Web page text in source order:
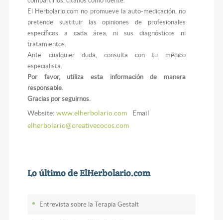
El Herbolario.com no promueve la auto-medicación, no
pretende sustituir las opiniones de profesionales
específicos a cada área, ni sus diagnósticos ni
tratamientos.
Ante cualquier duda, consulta con tu médico
especialista.
Por favor, utiliza esta información de manera
responsable.
Gracias por seguirnos.
Website:www.elherbolario.com
Email
elherbolario@creativecocos.com
Lo último de ElHerbolario.com
Entrevista sobre la Terapia Gestalt